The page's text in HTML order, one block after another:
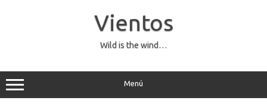
Vientos
Wild is the wind…
Menú